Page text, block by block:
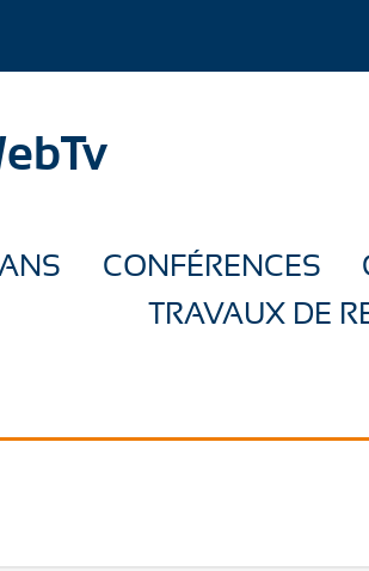
CONFÉRENCES
TRAVAUX DE